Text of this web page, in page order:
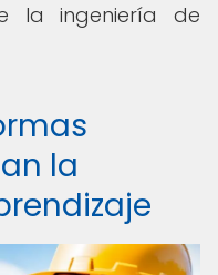
la ingeniería de
la